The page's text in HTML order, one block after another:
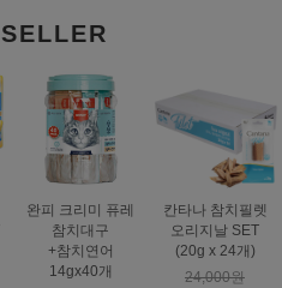
완피 크리미 퓨레
참치대구
+참치연어
14gx40개
칸타나 참치필렛
오리지날 SET
(20g x 24개)
24,000원